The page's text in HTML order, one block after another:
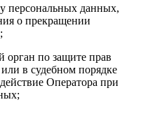
персональных данных,
о прекращении
по защите прав
в судебном порядке
Оператора при